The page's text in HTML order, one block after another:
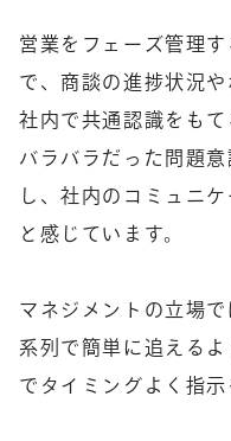
営業をフェーズ管理
で、商談の進捗状況
社内で共通認識をも
バラバラだった問題
し、社内のコミュニ
と感じています。
マネジメントの立場
系列で簡単に追える
でタイミングよく指